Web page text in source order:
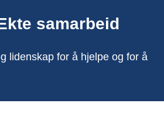
samarbeid
lidenskap for å hjelpe og for å